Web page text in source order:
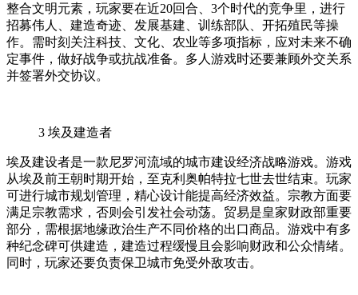
整合文明元素，玩家要在近20回合、3个时代的竞争里，进行
招募伟人、建造奇迹、发展基建、训练部队、开拓殖民等操
作。需时刻关注科技、文化、农业等多项指标，应对未来不确
定事件，做好战争或抗战准备。多人游戏时还要兼顾外交关系
并签署外交协议。
3 埃及建造者
埃及建设者是一款尼罗河流域的城市建设经济战略游戏。游戏
从埃及前王朝时期开始，至克利奥帕特拉七世去世结束。玩家
可进行城市规划管理，精心设计能提高经济效益。宗教方面要
满足宗教需求，否则会引发社会动荡。贸易是皇家财政部重要
部分，需根据地缘政治生产不同价格的出口商品。游戏中有多
种纪念碑可供建造，建造过程缓慢且会影响财政和公众情绪。
同时，玩家还要负责保卫城市免受外敌攻击。